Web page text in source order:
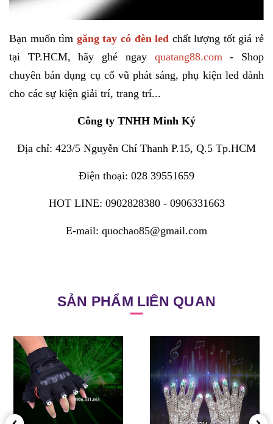
Bạn muốn tìm găng tay có đèn led chất lượng tốt giá rẻ
tại TP.HCM, hãy ghé ngay quatang88.com
- Shop
chuyên bán dụng cụ cổ vũ phát sáng, phụ kiện led dành
cho các sự kiện giải trí, trang trí...
Công ty TNHH Minh Ký
Địa chỉ: 423/5 Nguyễn Chí Thanh P.15, Q.5 Tp.HCM
Điện thoại: 028 39551659
HOT LINE: 0902828380 - 0906331663
E-mail: quochao85@gmail.com
SẢN PHẨM LIÊN QUAN